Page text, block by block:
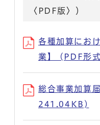
〈PDF版〉）
各種加算にお
業】 (PDF形
総合事業加算
241.04KB)